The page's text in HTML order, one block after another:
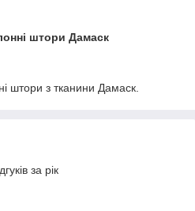
штори Дамаск
штори з тканини Дамаск.
за рік